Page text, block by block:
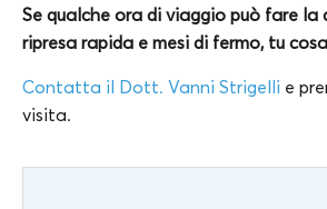
Se qualche ora di viaggio può fare
ripresa rapida e mesi di fermo, tu
Contatta il Dott. Vanni Strigelli e
visita.